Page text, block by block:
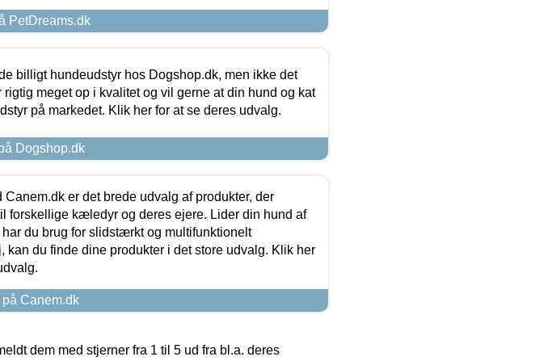
PetDreams.dk
billigt hundeudstyr hos Dogshop.dk, men ikke det
rigtig meget op i kvalitet og vil gerne at din hund og kat
på markedet. Klik her for at se deres udvalg.
Dogshop.dk
er det brede udvalg af produkter, der
forskellige kæledyr og deres ejere. Lider din hund af
du brug for slidstærkt og multifunktionelt
kan du finde dine produkter i det store udvalg. Klik her
Canem.dk
dem med stjerner fra 1 til 5 ud fra bl.a. deres